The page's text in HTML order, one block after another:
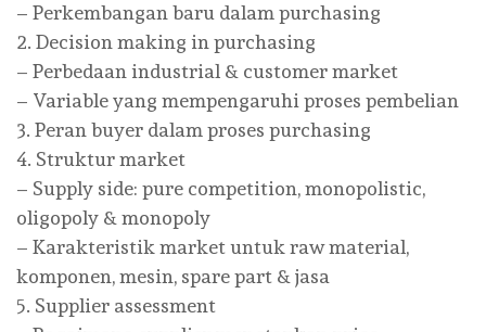
– Perkembangan baru dalam purchasing
2. Decision making in purchasing
– Perbedaan industrial & customer market
– Variable yang mempengaruhi proses pembelian
3. Peran buyer dalam proses purchasing
4. Struktur market
– Supply side: pure competition, monopolistic,
oligopoly & monopoly
– Karakteristik market untuk raw material,
komponen, mesin, spare part & jasa
5. Supplier assessment